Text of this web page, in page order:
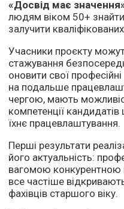
«Досвід має
людям віком 50+
залучити
Учасники проєкту
стажування
оновити свої
на подальше
чергою, мають
компетенції
їхнє працевлаштування.
Перші результати
його актуальність:
вагомою конкурентною
все частіше
фахівців старшого віку.